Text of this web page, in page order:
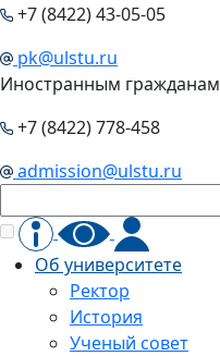
+7 (8422) 43-05-05
pk@ulstu.ru
Иностранным гражданам
+7 (8422) 778-458
admission@ulstu.ru
Об университете
Ректор
История
Ученый совет